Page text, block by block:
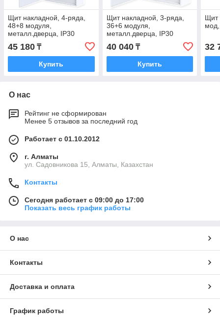
Щит накладной, 4-ряда,
48+8 модуля,
металл.дверца, IP30
45 180 ₸
Купить
Щит накладной, 3-ряда,
36+6 модуля,
металл.дверца, IP30
40 040₸
Купить
Щит
32
О нас
Рейтинг не сформирован
Менее 5 отзывов за последний год
Работает с 01.10.2012
г. Алматы
ул. Садовникова 15, Алматы, Казахстан
Контакты
Сегодня работает с 09:00 до 17:00
Показать весь график работы
О нас
Контакты
Доставка и оплата
График работы